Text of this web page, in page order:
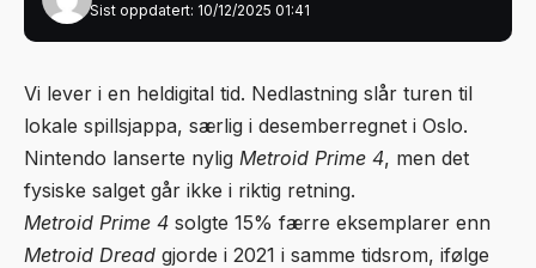
Sist oppdatert: 10/12/2025 01:41
Vi lever i en heldigital tid. Nedlastning slår turen til
lokale spillsjappa, særlig i desemberregnet i Oslo.
Nintendo lanserte nylig Metroid Prime 4, men det
fysiske salget går ikke i riktig retning.
Metroid Prime 4 solgte 15% færre eksemplarer enn
Metroid Dread gjorde i 2021 i samme tidsrom, ifølge